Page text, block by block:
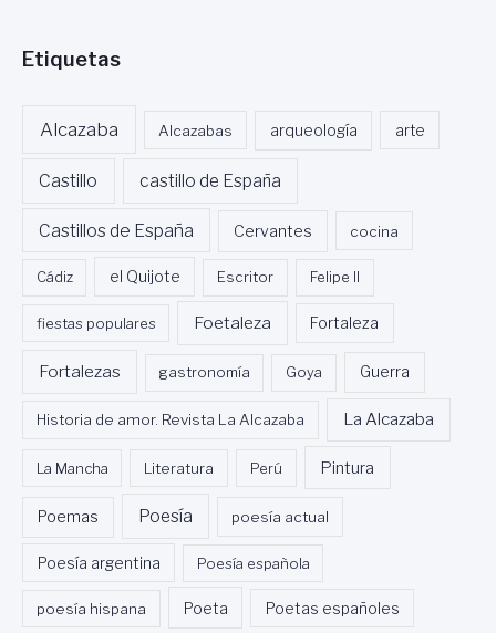
Etiquetas
Alcazaba Alcazabas arqueología arte
Castillo castillo de España
Castillos de España Cervantes cocina
Cádiz el Quijote Escritor Felipe II
fiestas populares Foetaleza Fortaleza
Fortalezas gastronomía Goya Guerra
Historia de amor. Revista La Alcazaba La Alcazaba
La Mancha Literatura Perú Pintura
Poemas Poesía poesía actual
Poesía argentina Poesía española
poesía hispana Poeta Poetas españoles